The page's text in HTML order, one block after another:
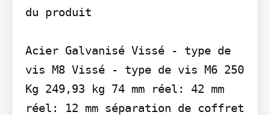
du produit
Acier Galvanisé Vissé - type de
vis M8 Vissé - type de vis M6 250
Kg 249,93 kg 74 mm réel: 42 mm
réel: 12 mm séparation de coffret